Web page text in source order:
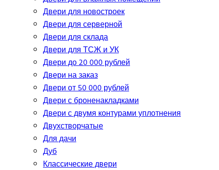
Двери для новостроек
Двери для серверной
Двери для склада
Двери для ТСЖ и УК
Двери до 20 000 рублей
Двери на заказ
Двери от 50 000 рублей
Двери с броненакладками
Двери с двумя контурами уплотнения
Двухстворчатые
Для дачи
Дуб
Классические двери